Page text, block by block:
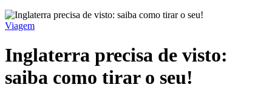
Viagem
Inglaterra precisa de visto:
saiba como tirar o seu!